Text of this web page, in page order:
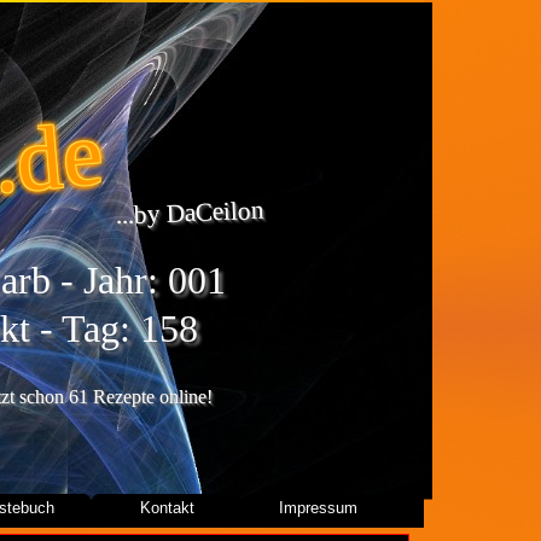
Kontakt Impressum
- Jahr: 001
- Tag: 158
...by DaCeilon
schon 61 Rezepte online!